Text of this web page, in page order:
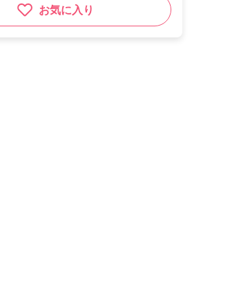
お気に入り